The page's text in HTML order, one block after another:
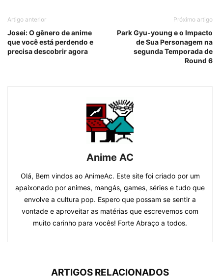
Artigo anterior
Josei: O gênero de anime
que você está perdendo e
precisa descobrir agora
Próximo artigo
Park Gyu-young e o Impacto
de Sua Personagem na
segunda Temporada de
Round 6
Anime AC
Olá, Bem vindos ao AnimeAc. Este site foi criado por um
apaixonado por animes, mangás, games, séries e tudo que
envolve a cultura pop. Espero que possam se sentir a
vontade e aproveitar as matérias que escrevemos com
muito carinho para vocês! Forte Abraço a todos.
ARTIGOS RELACIONADOS